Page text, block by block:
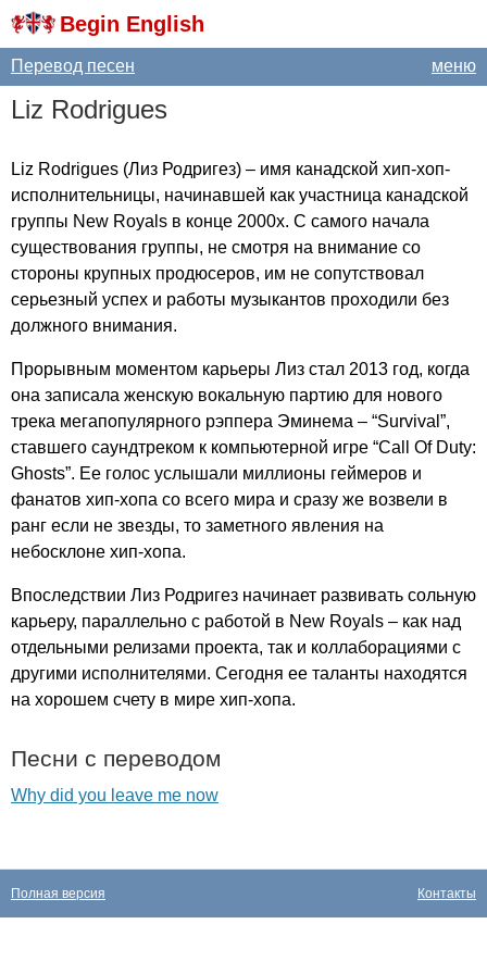
Begin English
меню
Перевод песен
Liz Rodrigues
Liz Rodrigues (Лиз Родригез) – имя канадской хип-хоп-
исполнительницы, начинавшей как участница канадской
группы New Royals в конце 2000х. С самого начала
существования группы, не смотря на внимание со
стороны крупных продюсеров, им не сопутствовал
серьезный успех и работы музыкантов проходили без
должного внимания.
Прорывным моментом карьеры Лиз стал 2013 год, когда
она записала женскую вокальную партию для нового
трека мегапопулярного рэппера Эминема – “Survival ”,
ставшего саундтреком к компьютерной игре “Call Of Duty:
Ghosts”. Ее голос услышали миллионы геймеров и
фанатов хип-хопа со всего мира и сразу же возвели в
ранг если не звезды, то заметного явления на
небосклоне хип-хопа.
Впоследствии Лиз Родригез начинает развивать сольную
карьеру, параллельно с работой в New Royals – как над
отдельными релизами проекта, так и коллаборациями с
другими исполнителями. Сегодня ее таланты находятся
на хорошем счету в мире хип-хопа.
Песни с переводом
Why did you leave me now
Контакты
Полная версия